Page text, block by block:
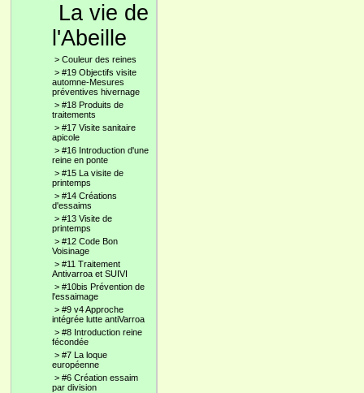
La vie de
l'Abeille
> Couleur des reines
> #19 Objectifs visite
automne-Mesures
préventives hivernage
> #18 Produits de
traitements
> #17 Visite sanitaire
apicole
> #16 Introduction d'une
reine en ponte
> #15 La visite de
printemps
> #14 Créations
d'essaims
> #13 Visite de
printemps
> #12 Code Bon
Voisinage
> #11 Traitement
Antivarroa et SUIVI
> #10bis Prévention de
l'essaimage
> #9 v4 Approche
intégrée lutte antiVarroa
> #8 Introduction reine
fécondée
> #7 La loque
européenne
> #6 Création essaim
par division